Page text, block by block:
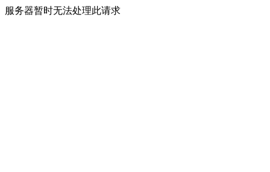
服务器暂时无法处理此请求